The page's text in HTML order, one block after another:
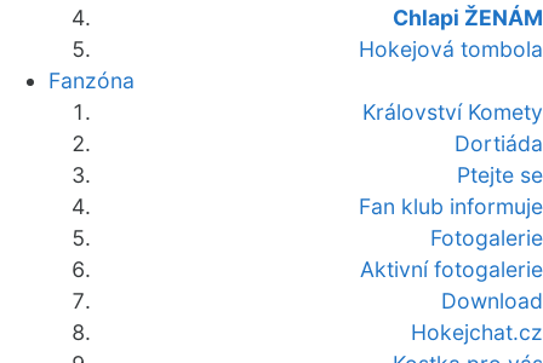
Chlapi ŽENÁM
Hokejová tombola
Fanzóna
Království Komety
Dortiáda
Ptejte se
Fan klub informuje
Fotogalerie
Aktivní fotogalerie
Download
Hokejchat.cz